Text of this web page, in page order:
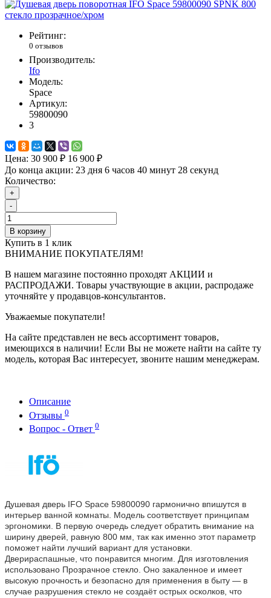
Рейтинг:
0 отзывов
Производитель:
Ifo
Модель:
Space
Артикул:
59800090
3
Цена: 30 900 ₽ 16 900 ₽
До конца акции: 23 дня 6 часов 40 минут 27 секунд
Количество:
+
-
В корзину
Купить в 1 клик
ВНИМАНИЕ ПОКУПАТЕЛЯМ!
В нашем магазине постоянно проходят АКЦИИ и
РАСПРОДАЖИ. Товары участвующие в акции, распродаже
уточняйте у продавцов-консультантов.
Уважаемые покупатели!
На сайте представлен не весь ассортимент товаров,
имеющихся в наличии! Если Вы не можете найти на сайте ту
модель, которая Вас интересует, звоните нашим менеджерам.
Описание
Отзывы 0
Вопрос - Ответ 0
Душевая дверь IFO Space 59800090 гармонично впишутся в
интерьер ванной комнаты. Модель соответствует принципам
эргономики. В первую очередь следует обратить внимание на
ширину дверей, равную 800 мм, так как именно этот параметр
поможет найти лучший вариант для установки.
Дверираспашные, что понравится многим. Для изготовления
использовано Прозрачное стекло. Оно закаленное и имеет
высокую прочность и безопасно для применения в быту — в
случае разрушения стекло не создаёт острых осколков, что